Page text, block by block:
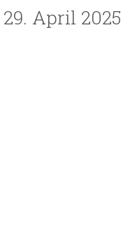
29. April 2025